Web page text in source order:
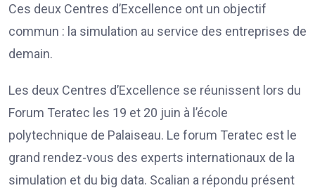
Ces deux Centres d’Excellence ont un objectif
commun : la simulation au service des entreprises de
demain.
Les deux Centres d’Excellence se réunissent lors du
Forum Teratec les 19 et 20 juin à l’école
polytechnique de Palaiseau. Le forum Teratec est le
grand rendez-vous des experts internationaux de la
simulation et du big data. Scalian a répondu présent